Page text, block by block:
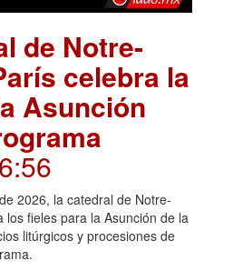
de Notre-
celebra la
Asunción
2026, la catedral de Notre-
los fieles para la Asunción de la
litúrgicos y procesiones de